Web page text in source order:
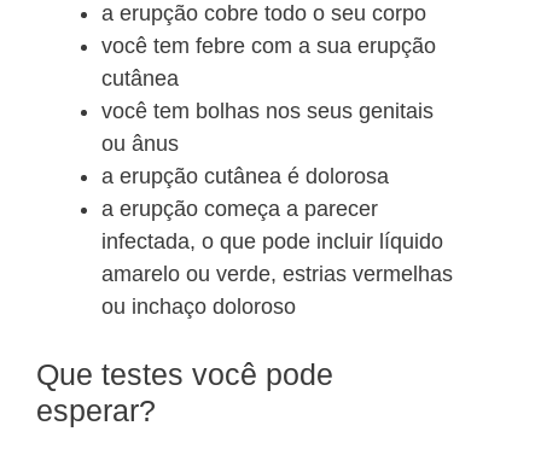
a erupção cobre todo o seu corpo
você tem febre com a sua erupção
cutânea
você tem bolhas nos seus genitais
ou ânus
a erupção cutânea é dolorosa
a erupção começa a parecer
infectada, o que pode incluir líquido
amarelo ou verde, estrias vermelhas
ou inchaço doloroso
Que testes você pode
esperar?